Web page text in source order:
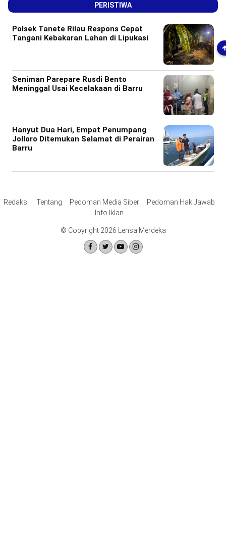
PERISTIWA
Polsek Tanete Rilau Respons Cepat
Tangani Kebakaran Lahan di Lipukasi
Seniman Parepare Rusdi Bento
Meninggal Usai Kecelakaan di Barru
Hanyut Dua Hari, Empat Penumpang
Jolloro Ditemukan Selamat di Perairan
Barru
Redaksi Tentang Pedoman Media Siber
Pedoman Hak Jawab
Info Iklan
© Copyright 2026 Lensa Merdeka